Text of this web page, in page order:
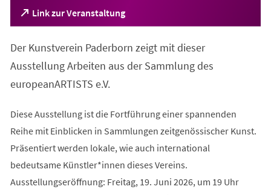
Link zur Veranstaltung
(Öffnet
in
neuen
Tab)
Der Kunstverein Paderborn zeigt mit dieser
Ausstellung Arbeiten aus der Sammlung des
europeanARTISTS e.V.
Diese Ausstellung ist die Fortführung einer spannenden
Reihe mit Einblicken in Sammlungen zeitgenössischer Kunst.
Präsentiert werden lokale, wie auch international
bedeutsame Künstler*innen dieses Vereins.
Ausstellungseröffnung: Freitag, 19. Juni 2026, um 19 Uhr